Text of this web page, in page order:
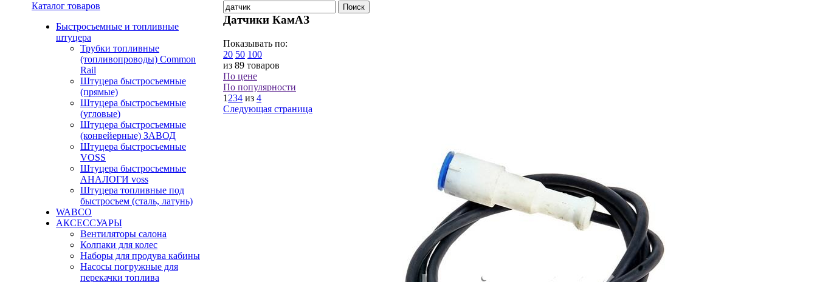
Каталог товаров
Быстросъемные и топливные
штуцера
Трубки топливные
(топливопроводы) Common
Rail
Штуцера быстросъемные
(прямые)
Штуцера быстросъемные
(угловые)
Штуцера быстросъемные
(конвейерные) ЗАВОД
Штуцера быстросъемные
VOSS
Штуцера быстросъемные
АНАЛОГИ voss
Штуцера топливные под
быстросъем (сталь, латунь)
WABCO
АКСЕССУАРЫ
Вентиляторы салона
Колпаки для колес
Наборы для продува кабины
Насосы погружные для
перекачки топлива
Датчики КамАЗ
Показывать по:
20 50 100
из 89 товаров
По цене
По популярности
1 234 из 4
Следующая страница